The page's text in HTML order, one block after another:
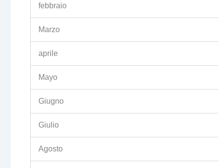
febbraio
Marzo
aprile
Mayo
Giugno
Giulio
Agosto